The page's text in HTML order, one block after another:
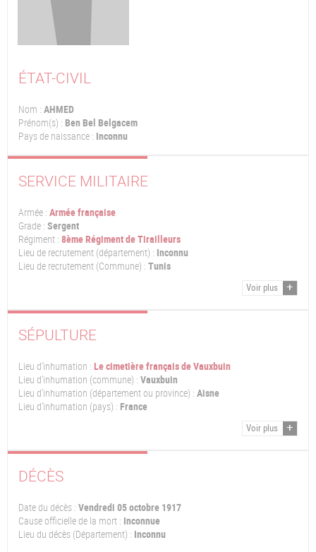
ÉTAT-CIVIL
Nom : AHMED
Prénom(s) : Ben Bel Belgacem
Pays de naissance : Inconnu
SERVICE MILITAIRE
Armée : Armée française
Grade : Sergent
Régiment : 8ème Régiment de Tirailleurs
Lieu de recrutement (département) : Inconnu
Lieu de recrutement (Commune) : Tunis
Voir plus
SÉPULTURE
Lieu d'inhumation : Le cimetière français de Vauxbuin
Lieu d'inhumation (commune) : Vauxbuin
Lieu d'inhumation (département ou province) : Aisne
Lieu d'inhumation (pays) : France
Voir plus
DÉCÈS
Date du décès : Vendredi 05 octobre 1917
Cause officielle de la mort : Inconnue
Lieu du décès (Département) : Inconnu